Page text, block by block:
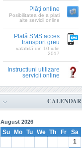
Plăţi online
Posibilitatea de a plati
alte servicii online
Plată SMS acces
transport greu
valabilă din 10 iulie
2017
Instructiuni utilizare
servicii online
CALENDAR
August 2026
Su Mo Tu We Th Fr
Sa
1